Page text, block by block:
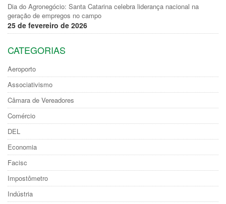
Dia do Agronegócio: Santa Catarina celebra liderança nacional na
geração de empregos no campo
25 de fevereiro de 2026
CATEGORIAS
Aeroporto
Associativismo
Câmara de Vereadores
Comércio
DEL
Economia
Facisc
Impostômetro
Indústria